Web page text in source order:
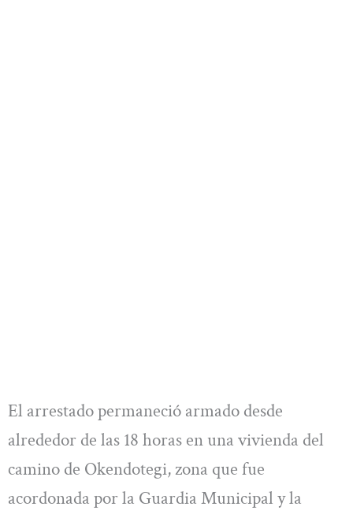
El arrestado permaneció armado desde
alrededor de las 18 horas en una vivienda del
camino de Okendotegi, zona que fue
acordonada por la Guardia Municipal y la